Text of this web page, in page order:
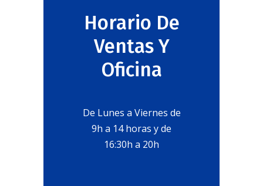
Horario De
Ventas Y
Oficina
De Lunes a Viernes de
9h a 14 horas y de
16:30h a 20h